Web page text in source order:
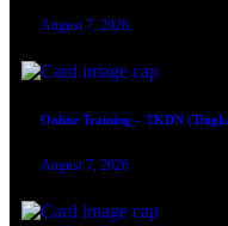
August 7, 2026
Online Training – TKDN
August 7, 2026